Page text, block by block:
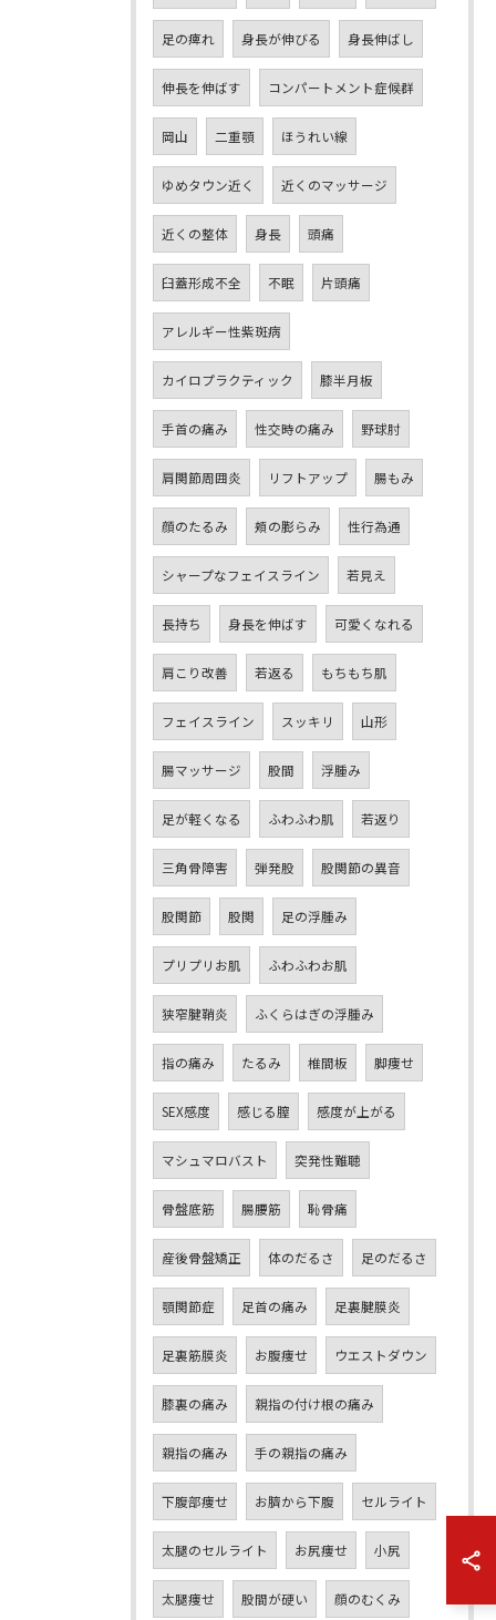
足の痺れ 身長が伸びる 身長伸ばし
伸長を伸ばす コンパートメント症候群
岡山 二重顎 ほうれい線
ゆめタウン近く 近くのマッサージ
近くの整体 身長 頭痛
臼蓋形成不全 不眠 片頭痛
アレルギー性紫斑病
カイロプラクティック 膝半月板
手首の痛み 性交時の痛み 野球肘
肩関節周囲炎 リフトアップ 腸もみ
顔のたるみ 頬の膨らみ 性行為通
シャープなフェイスライン 若見え
長持ち 身長を伸ばす 可愛くなれる
肩こり改善 若返る もちもち肌
フェイスライン スッキリ 山形
腸マッサージ 股間 浮腫み
足が軽くなる ふわふわ肌 若返り
三角骨障害 弾発股 股関節の異音
股関節 股関 足の浮腫み
プリプリお肌 ふわふわお肌
狭窄腱鞘炎 ふくらはぎの浮腫み
指の痛み たるみ 椎間板 脚痩せ
SEX感度 感じる膣 感度が上がる
マシュマロバスト 突発性難聴
骨盤底筋 腸腰筋 恥骨痛
産後骨盤矯正 体のだるさ 足のだるさ
顎関節症 足首の痛み 足裏腱膜炎
足裏筋膜炎 お腹痩せ ウエストダウン
膝裏の痛み 親指の付け根の痛み
親指の痛み 手の親指の痛み
下腹部痩せ お臍から下腹 セルライト
太腿のセルライト お尻痩せ 小尻
太腿痩せ 股間が硬い 顔のむくみ